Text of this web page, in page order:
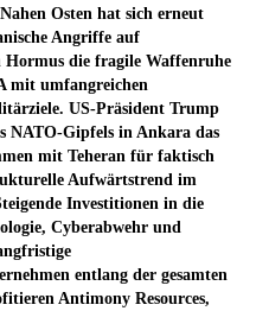
Osten hat sich erneut
Angriffe auf
Hormus die fragile Waffenruhe
mit umfangreichen
US-Präsident Trump
NATO-Gipfels in Ankara das
mit Teheran für faktisch
Aufwärtstrend im
Investitionen in die
Cyberabwehr und
entlang der gesamten
Antimony Resources,